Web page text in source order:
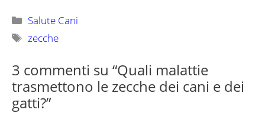
Categorie
Salute Cani
Tag
zecche
3 commenti su “Quali malattie
trasmettono le zecche dei cani e dei
gatti?”